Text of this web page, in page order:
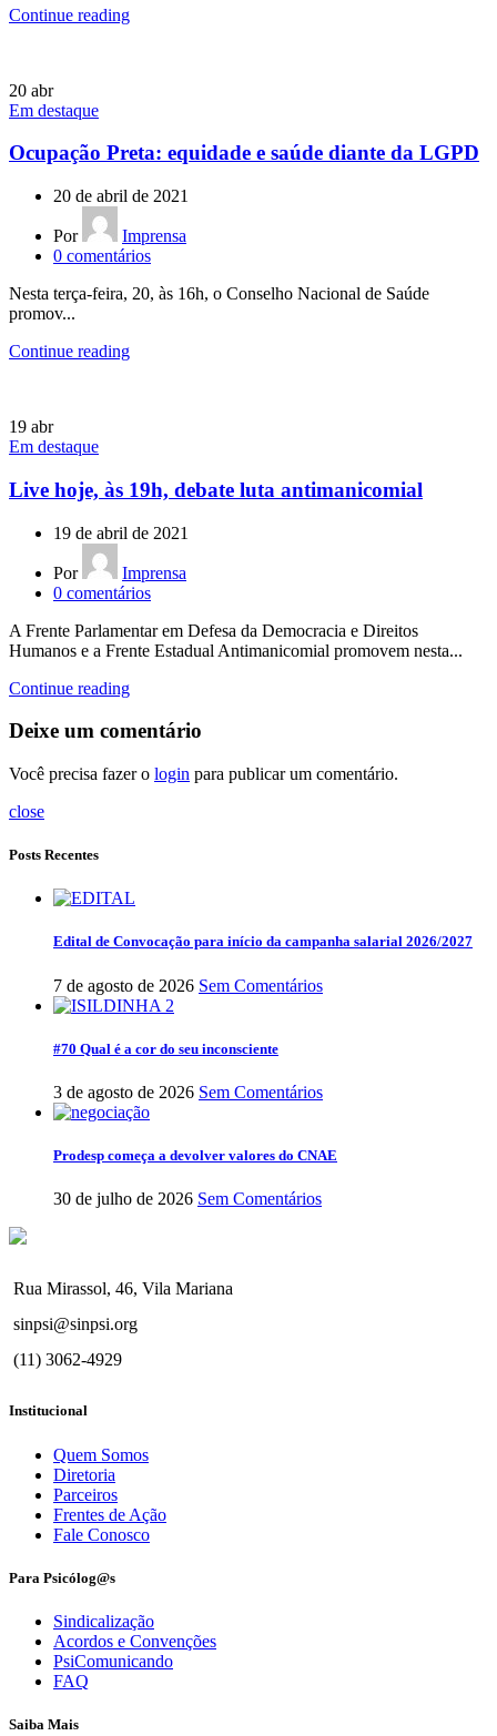
Continue reading
20 abr
Em destaque
Ocupação Preta: equidade e saúde diante da LGPD
20 de abril de 2021
Por
Imprensa
0 comentários
Nesta terça-feira, 20, às 16h, o Conselho Nacional de Saúde
promov...
Continue reading
19 abr
Em destaque
Live hoje, às 19h, debate luta antimanicomial
19 de abril de 2021
Por
Imprensa
0 comentários
A Frente Parlamentar em Defesa da Democracia e Direitos
Humanos e a Frente Estadual Antimanicomial promovem nesta...
Continue reading
Deixe um comentário
Você precisa fazer o login para publicar um comentário.
close
Posts Recentes
Edital de Convocação para início da campanha salarial 2026/2027
7 de agosto de 2026 Sem Comentários
#70 Qual é a cor do seu inconsciente
3 de agosto de 2026 Sem Comentários
Prodesp começa a devolver valores do CNAE
30 de julho de 2026 Sem Comentários
Rua Mirassol, 46, Vila Mariana
sinpsi@sinpsi.org
(11) 3062-4929
Institucional
Quem Somos
Diretoria
Parceiros
Frentes de Ação
Fale Conosco
Para Psicólog@s
Sindicalização
Acordos e Convenções
PsiComunicando
FAQ
Saiba Mais